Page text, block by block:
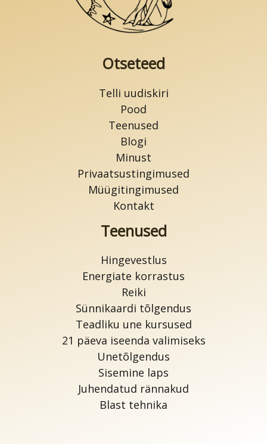
Otseteed
Telli uudiskiri
Pood
Teenused
Blogi
Minust
Privaatsustingimused
Müügitingimused
Kontakt
Teenused
Hingevestlus
Energiate korrastus
Reiki
Sünnikaardi tõlgendus
Teadliku une kursused
21 päeva iseenda valimiseks
Unetõlgendus
Sisemine laps
Juhendatud rännakud
Blast tehnika